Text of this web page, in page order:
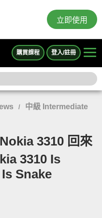
立即使用
購買課程 登入/註冊
/ 中級 Intermediate
3310 回來
3310 Is
Snake